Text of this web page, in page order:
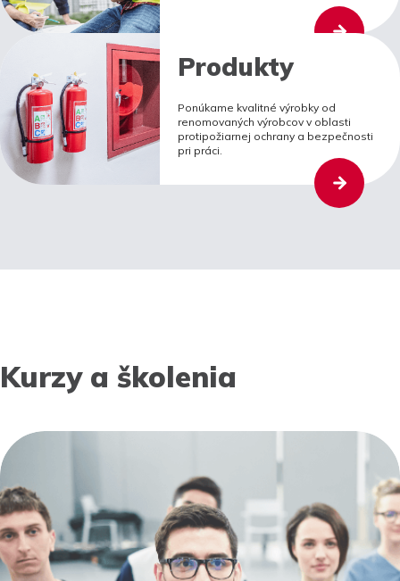
Produkty
Ponúkame kvalitné výrobky od
renomovaných výrobcov v oblasti
protipožiarnej ochrany a bezpečnosti
pri práci.
Kurzy a školenia